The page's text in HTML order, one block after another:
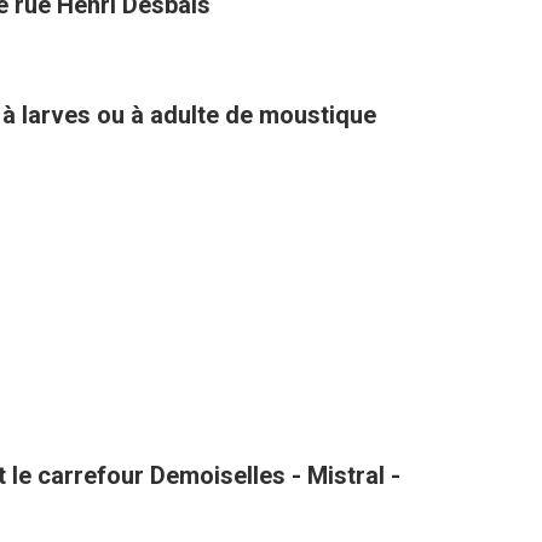
larves ou à adulte de moustique
le carrefour Demoiselles - Mistral -